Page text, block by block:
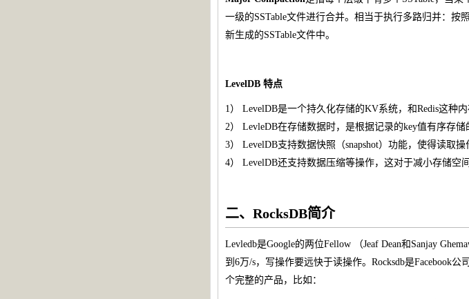
一级的SSTable文件进行合并。相当于执行多路归并：按
新生成的SSTable文件中。
LevelDB 特点
1） LevelDB是一个持久化存储的KV系统，和Redis这种
2） LevleDB在存储数据时，是根据记录的key值有序存
3） LevelDB支持数据快照（snapshot）功能，使得读取
4） LevelDB还支持数据压缩等操作，这对于减小存储空
二、RocksDB简介
Levledb是Google的两位Fellow （Jeaf Dean和Sanjay
到6万/s，写操作要远快于读操作。Rocksdb是Facebook
个完整的产品，比如：